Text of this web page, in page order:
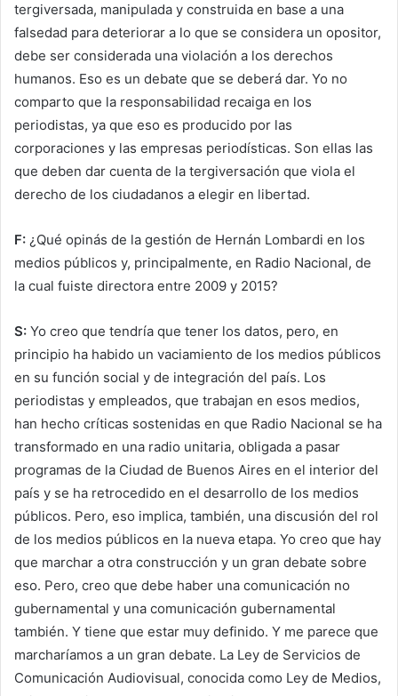
tergiversada, manipulada y construida en base a una
falsedad para deteriorar a lo que se considera un opositor,
debe ser considerada una violación a los derechos
humanos. Eso es un debate que se deberá dar. Yo no
comparto que la responsabilidad recaiga en los
periodistas, ya que eso es producido por las
corporaciones y las empresas periodísticas. Son ellas las
que deben dar cuenta de la tergiversación que viola el
derecho de los ciudadanos a elegir en libertad.
F: ¿Qué opinás de la gestión de Hernán Lombardi en los
medios públicos y, principalmente, en Radio Nacional, de
la cual fuiste directora entre 2009 y 2015?
S: Yo creo que tendría que tener los datos, pero, en
principio ha habido un vaciamiento de los medios públicos
en su función social y de integración del país. Los
periodistas y empleados, que trabajan en esos medios,
han hecho críticas sostenidas en que Radio Nacional se ha
transformado en una radio unitaria, obligada a pasar
programas de la Ciudad de Buenos Aires en el interior del
país y se ha retrocedido en el desarrollo de los medios
públicos. Pero, eso implica, también, una discusión del rol
de los medios públicos en la nueva etapa. Yo creo que hay
que marchar a otra construcción y un gran debate sobre
eso. Pero, creo que debe haber una comunicación no
gubernamental y una comunicación gubernamental
también. Y tiene que estar muy definido. Y me parece que
marcharíamos a un gran debate. La Ley de Servicios de
Comunicación Audiovisual, conocida como Ley de Medios,